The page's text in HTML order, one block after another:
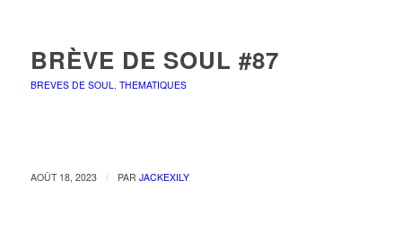
BRÈVE DE SOUL #87
BREVES DE SOUL, THEMATIQUES
AOÛT 18, 2023 / PAR JACKEXILY